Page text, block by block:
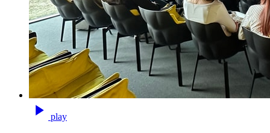
play